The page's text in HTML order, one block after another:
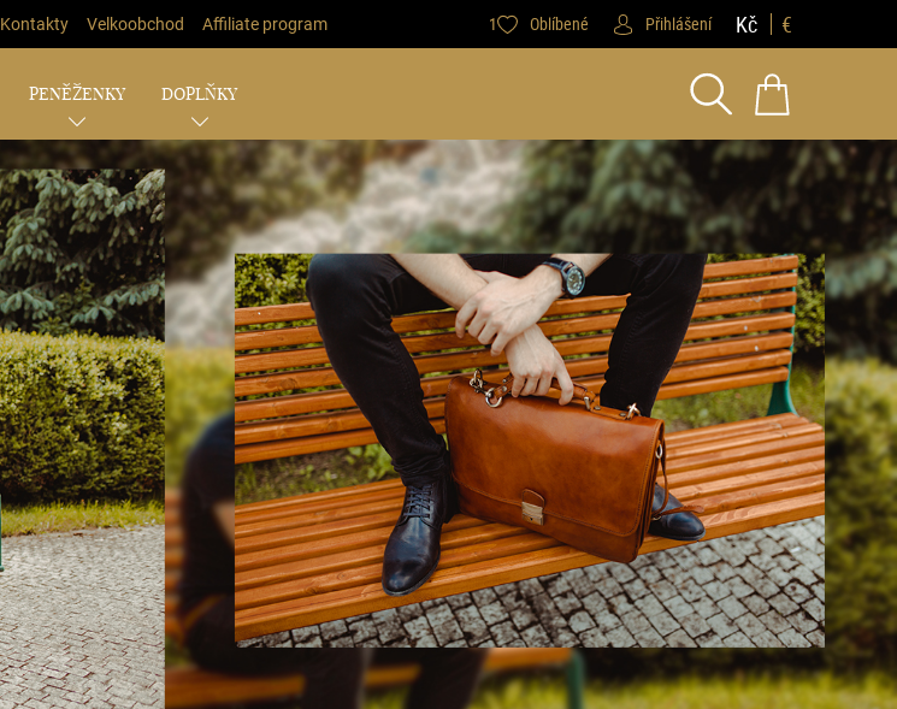
Kontakty Velkoobchod Affiliate program 1 Oblíbené Přihlášení Kč €
PENĚŽENKY DOPLŇKY